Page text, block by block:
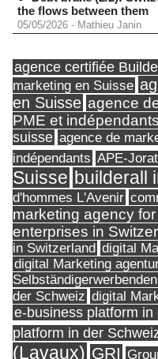
the flows between them
05/05/2026 - Mathieu Janin
agence certifiée
marketing en Suisse
en Suisse agence
PME et indépendants
suisse agence de
indépendants APE-Jorat
Suisse builderall
d'hommes L'Avenir
marketing agency
enterprises in
in Switzerland digital
digital Marketing
Selbständigerwerbenden
der Schweiz digital
e-business platform in
platform in der
(Lavaux) GRI